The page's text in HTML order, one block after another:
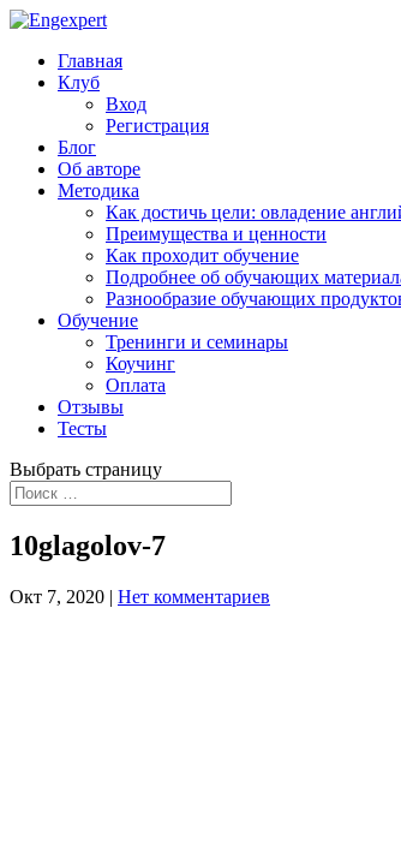
Главная
Клуб
Вход
Регистрация
Блог
Об авторе
Методика
Как достичь цели: овладение
Преимущества и ценности
Как проходит обучение
Подробнее об обучающих
Разнообразие обучающих
Обучение
Тренинги и семинары
Коучинг
Оплата
Отзывы
Тесты
Выбрать страницу
10glagolov-7
Окт 7, 2020 | Нет комментариев